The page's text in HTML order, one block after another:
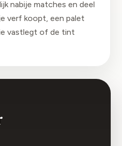
nabije matches en deel
verf koopt, een palet
vastlegt of de tint